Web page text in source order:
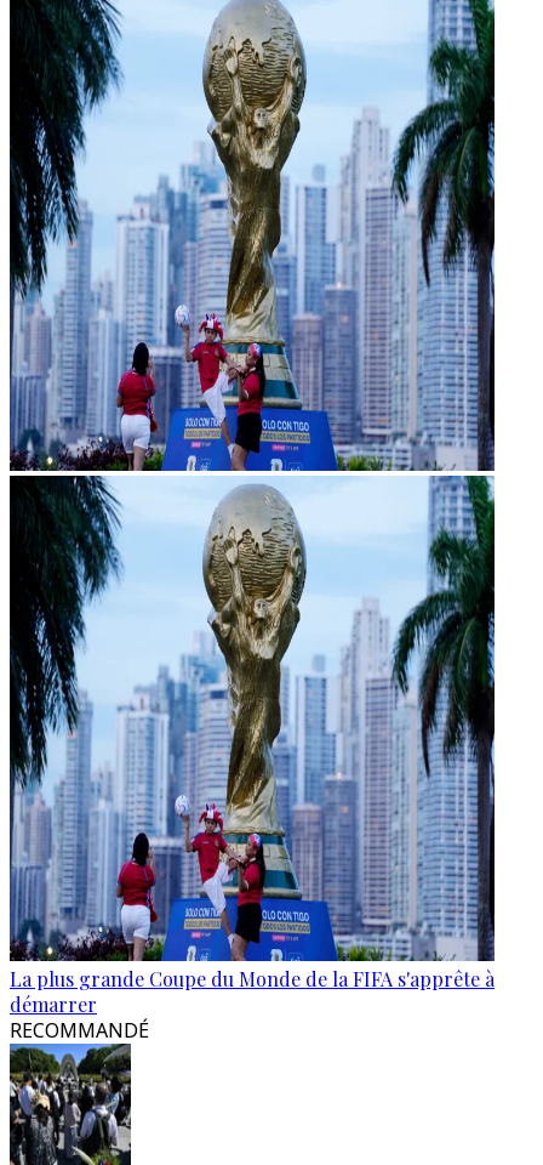
La plus grande Coupe du Monde de la FIFA s'apprête à
démarrer
RECOMMANDÉ